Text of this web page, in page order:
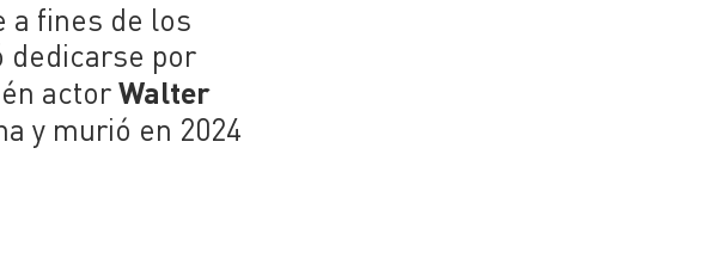
a fines de los
dedicarse por
actorWalter
y murió en 2024